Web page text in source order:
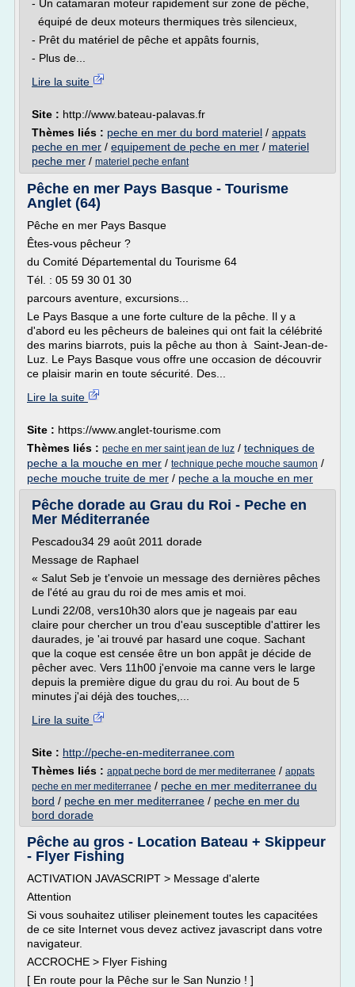
- Un catamaran moteur rapidement sur zone de pêche,
équipé de deux moteurs thermiques très silencieux,
- Prêt du matériel de pêche et appâts fournis,
- Plus de...
Lire la suite
Site : http://www.bateau-palavas.fr
Thèmes liés : peche en mer du bord materiel / appats
peche en mer / equipement de peche en mer / materiel
peche mer / materiel peche enfant
Pêche en mer Pays Basque - Tourisme
Anglet (64)
Pêche en mer Pays Basque
Êtes-vous pêcheur ?
du Comité Départemental du Tourisme 64
Tél. : 05 59 30 01 30
parcours aventure, excursions...
Le Pays Basque a une forte culture de la pêche. Il y a
d'abord eu les pêcheurs de baleines qui ont fait la célébrité
des marins biarrots, puis la pêche au thon à Saint-Jean-de-
Luz. Le Pays Basque vous offre une occasion de découvrir
ce plaisir marin en toute sécurité. Des...
Lire la suite
Site : https://www.anglet-tourisme.com
Thèmes liés : peche en mer saint jean de luz / techniques de
peche a la mouche en mer / technique peche mouche saumon /
peche mouche truite de mer / peche a la mouche en mer
Pêche dorade au Grau du Roi - Peche en
Mer Méditerranée
Pescadou34 29 août 2011 dorade
Message de Raphael
« Salut Seb je t'envoie un message des dernières pêches
de l'été au grau du roi de mes amis et moi.
Lundi 22/08, vers10h30 alors que je nageais par eau
claire pour chercher un trou d'eau susceptible d'attirer les
daurades, je 'ai trouvé par hasard une coque. Sachant
que la coque est censée être un bon appât je décide de
pêcher avec. Vers 11h00 j'envoie ma canne vers le large
depuis la première digue du grau du roi. Au bout de 5
minutes j'ai déjà des touches,...
Lire la suite
Site : http://peche-en-mediterranee.com
Thèmes liés : appat peche bord de mer mediterranee / appats
peche en mer mediterranee / peche en mer mediterranee du
bord / peche en mer mediterranee / peche en mer du
bord dorade
Pêche au gros - Location Bateau + Skippeur
- Flyer Fishing
ACTIVATION JAVASCRIPT > Message d'alerte
Attention
Si vous souhaitez utiliser pleinement toutes les capacitées
de ce site Internet vous devez activez javascript dans votre
navigateur.
ACCROCHE > Flyer Fishing
[ En route pour la Pêche sur le San Nunzio ! ]